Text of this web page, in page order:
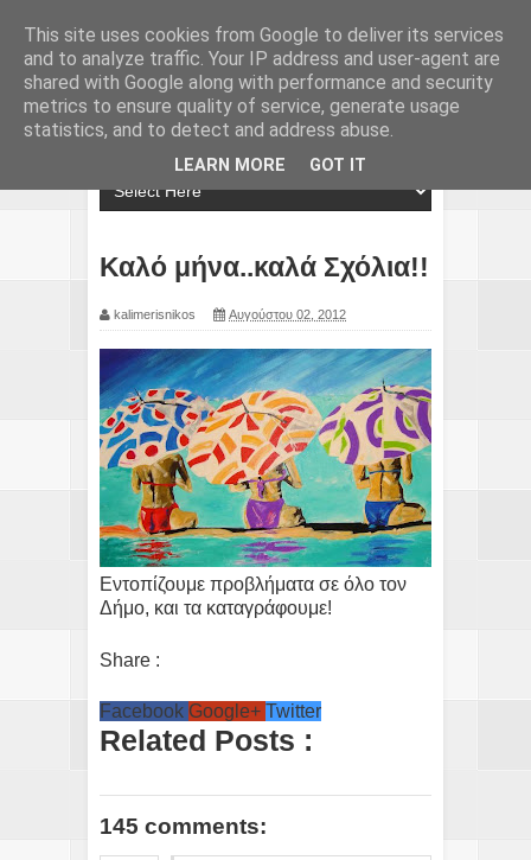
Καλό μήνα..καλά Σχόλια!!
kalimerisnikos Αυγούστου 02, 2012
Εντοπίζουμε προβλήματα σε όλο τον
Δήμο, και τα καταγράφουμε!
Share :
Facebook Google+ Twitter
Related Posts :
145 comments:
This site uses cookies from Google to deliver its services
and to analyze traffic. Your IP address and user-agent are
shared with Google along with performance and security
metrics to ensure quality of service, generate usage
statistics, and to detect and address abuse.
LEARN MORE GOT IT